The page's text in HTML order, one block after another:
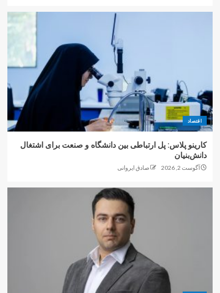
اقتصاد
کارینو پلاس: پل ارتباطی بین دانشگاه و صنعت برای اشتغال
دانش‌بنیان
آگوست 2, 2026 صادق ایروانی